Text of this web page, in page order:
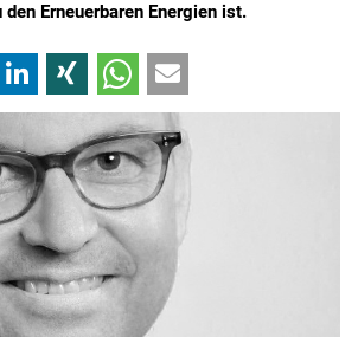
Erneuerbaren Energien ist.